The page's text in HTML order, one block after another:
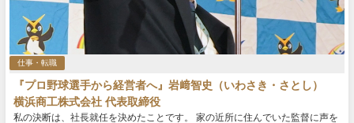
仕事・転職
『プロ野球選手から経営者へ』岩﨑智史（いわさき・さとし）
横浜商工株式会社 代表取締役
私の決断は、社長就任を決めたことです。 家の近所に住んでいた監督に声を